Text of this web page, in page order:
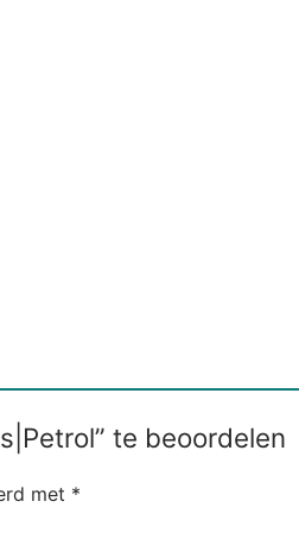
te beoordelen
met *